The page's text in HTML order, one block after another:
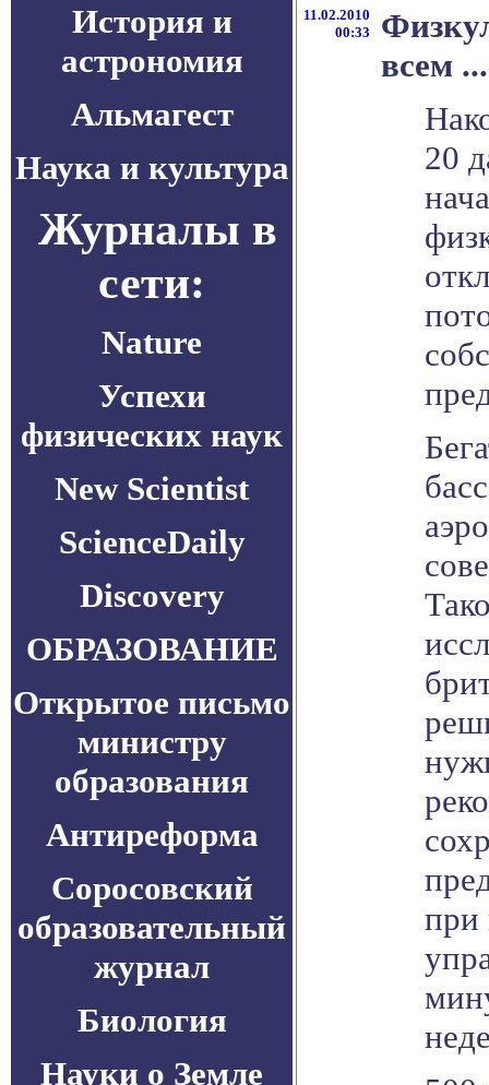
История и
астрономия
Альмагест
Наука и культура
Журналы в
сети:
Nature
Успехи
физических наук
New Scientist
ScienceDaily
Discovery
ОБРАЗОВАНИЕ
Открытое письмо
министру
образования
Антиреформа
Соросовский
образовательный
журнал
Биология
Науки о Земле
11.02.2010
00:33
всем ...
20